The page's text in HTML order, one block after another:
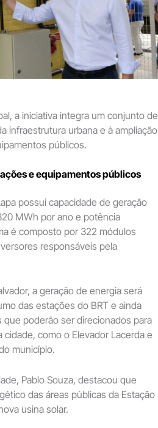
a iniciativa integra um conjunto de
infraestrutura urbana e à ampliação
públicos.
e equipamentos públicos
possui capacidade de geração
MWh por ano e potência
é composto por 322 módulos
responsáveis pela
a geração de energia será
das estações do BRT e ainda
poderão ser direcionados para
como o Elevador Lacerda e
município.
Pablo Souza, destacou que
das áreas públicas da Estação
usina solar.